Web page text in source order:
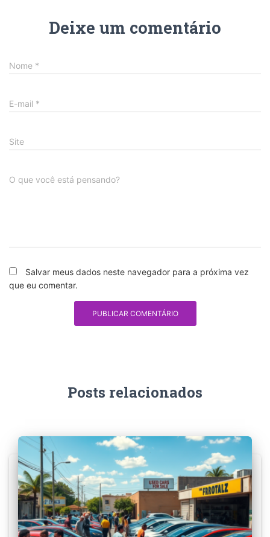
Deixe um comentário
Nome *
E-mail *
Site
O que você está pensando?
Salvar meus dados neste navegador para a próxima vez
que eu comentar.
Posts relacionados